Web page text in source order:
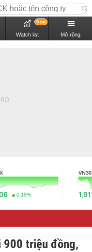
Watch list
New
Mở rộng
0.19%
VN30
triệu đồng,